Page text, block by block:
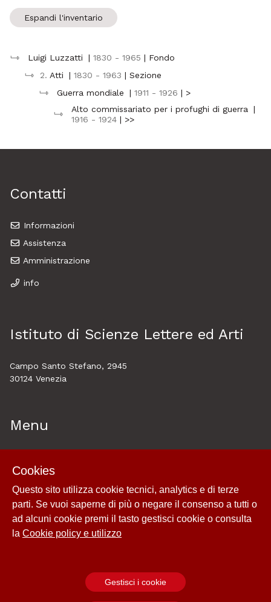
Espandi l'inventario
Luigi Luzzatti | 1830 - 1965 | Fondo
2. Atti | 1830 - 1963 | Sezione
Guerra mondiale
| 1911 - 1926 | >
Alto commissariato per i profughi di guerra
|
1916 - 1924 | >>
Contatti
Informazioni
Assistenza
Amministrazione
info
Istituto di Scienze Lettere ed Arti
Campo Santo Stefano, 2945
30124 Venezia
Menu
About
Esplora
Cookie policy e utilizzo
Cookies
Questo sito utilizza cookie tecnici, analytics e di terze
parti. Se vuoi saperne di più o negare il consenso a tutti o
ad alcuni cookie premi il tasto gestisci cookie o consulta
la Cookie policy e utilizzo
Gestisci i cookie